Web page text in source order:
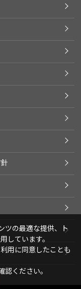
ツの最適な提供、ト
しています。
用に同意したことも
認ください。